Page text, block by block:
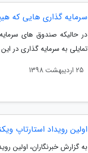
سرمایه گذاری هایی که
در حالیکه صندوق های
تمایلی به سرمایه گذاری در
25 اردیبهشت 1398
اولین رویداد استارتاپ